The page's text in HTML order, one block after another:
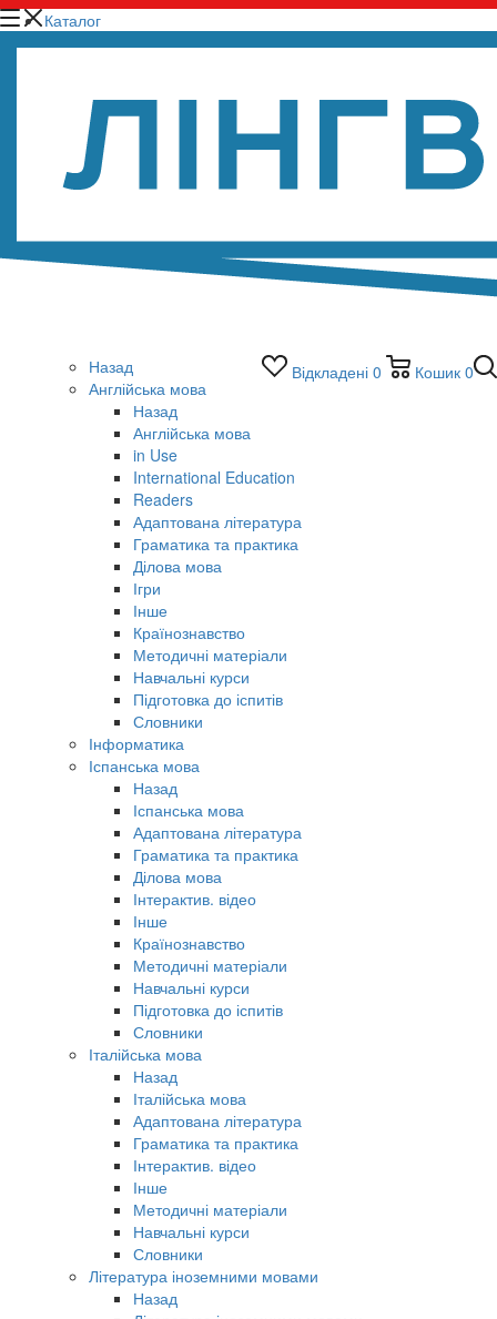
Відкладені 0 Кошик 0
Каталог
Назад
Англійська мова
Назад
Англійська мова
in Use
International Education
Readers
Адаптована література
Граматика та практика
Ділова мова
Ігри
Інше
Країнознавство
Методичні матеріали
Навчальні курси
Підготовка до іспитів
Словники
Інформатика
Іспанська мова
Назад
Іспанська мова
Адаптована література
Граматика та практика
Ділова мова
Інтерактив. відео
Інше
Країнознавство
Методичні матеріали
Навчальні курси
Підготовка до іспитів
Словники
Італійська мова
Назад
Італійська мова
Адаптована література
Граматика та практика
Інтерактив. відео
Інше
Методичні матеріали
Навчальні курси
Словники
Література іноземними мовами
Назад